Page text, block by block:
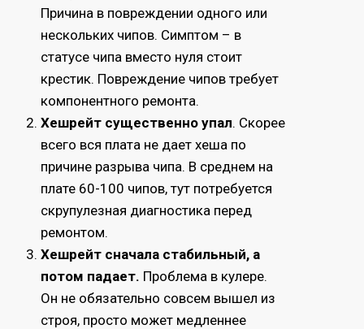
Причина в повреждении одного или
нескольких чипов. Симптом – в
статусе чипа вместо нуля стоит
крестик. Повреждение чипов требует
компонентного ремонта.
Хешрейт существенно упал. Скорее
всего вся плата не дает хеша по
причине разрыва чипа. В среднем на
плате 60-100 чипов, тут потребуется
скрупулезная диагностика перед
ремонтом.
Хешрейт сначала стабильный, а
потом падает. Проблема в кулере.
Он не обязательно совсем вышел из
строя, просто может медленнее